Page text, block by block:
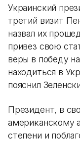
Украинский
третий визит
назвал их
привез свою
веры в победу
находиться в
пояснил
Президент, в
американскому
степени и